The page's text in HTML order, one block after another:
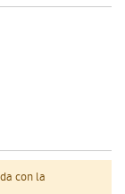
con la